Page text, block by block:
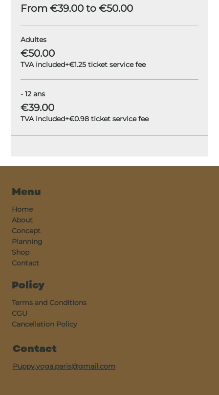
From €39.00 to €50.00
Adultes
€50.00
TVA included+€1.25 ticket service fee
- 12 ans
€39.00
TVA included+€0.98 ticket service fee
Menu
Home
About
Concept
Planning
Shop
Contact
Policy
Terms and Conditions
CGU
Cancellation Policy
Contact
Puppy.yoga.paris@gmail.com